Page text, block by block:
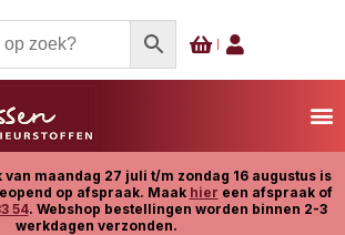
maandag 27 juli t/m zondag 16 augustus is
op afspraak. Maak hier een afspraak of
54. Webshop bestellingen worden binnen 2-3
werkdagen verzonden.